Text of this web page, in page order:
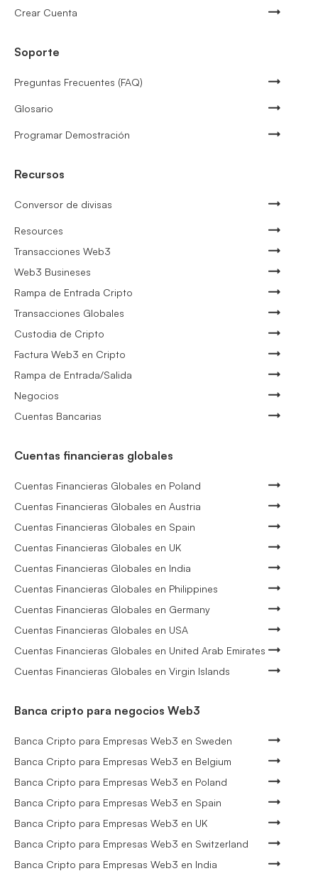
Crear Cuenta
Soporte
Preguntas Frecuentes (FAQ)
Glosario
Programar Demostración
Recursos
Conversor de divisas
Resources
Transacciones Web3
Web3 Busineses
Rampa de Entrada Cripto
Transacciones Globales
Custodia de Cripto
Factura Web3 en Cripto
Rampa de Entrada/Salida
Negocios
Cuentas Bancarias
Cuentas financieras globales
Cuentas Financieras Globales en Poland
Cuentas Financieras Globales en Austria
Cuentas Financieras Globales en Spain
Cuentas Financieras Globales en UK
Cuentas Financieras Globales en India
Cuentas Financieras Globales en Philippines
Cuentas Financieras Globales en Germany
Cuentas Financieras Globales en USA
Cuentas Financieras Globales en United Arab Emirates
Cuentas Financieras Globales en Virgin Islands
Banca cripto para negocios Web3
Banca Cripto para Empresas Web3 en Sweden
Banca Cripto para Empresas Web3 en Belgium
Banca Cripto para Empresas Web3 en Poland
Banca Cripto para Empresas Web3 en Spain
Banca Cripto para Empresas Web3 en UK
Banca Cripto para Empresas Web3 en Switzerland
Banca Cripto para Empresas Web3 en India